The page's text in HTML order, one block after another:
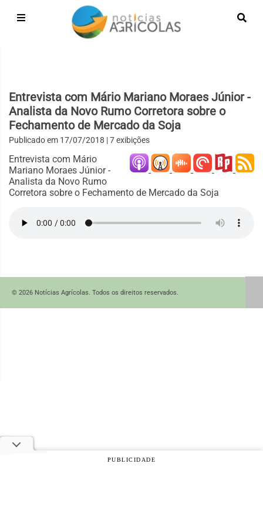
Entrevista com Mário Mariano Moraes Júnior -
Analista da Novo Rumo Corretora sobre o
Fechamento de Mercado da Soja
Publicado em 17/07/2018 | 7 exibições
Entrevista com Mário
Mariano Moraes Júnior -
Analista da Novo Rumo
Corretora sobre o Fechamento de Mercado da Soja
© 2026 Notícias Agrícolas. Todos os direitos reservados.
PUBLICIDADE